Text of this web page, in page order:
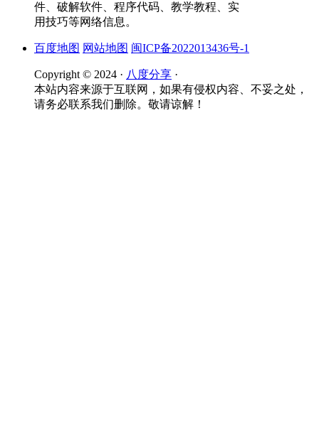
件、破解软件、程序代码、教学教程、实
用技巧等网络信息。
百度地图 网站地图 闽ICP备2022013436号-1
Copyright © 2024 · 八度分享 ·
本站内容来源于互联网，如果有侵权内容、不妥之处，
请务必联系我们删除。敬请谅解！